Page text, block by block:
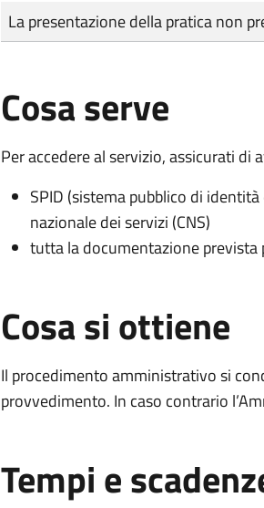
Tipo di pagamento
Importo
La presentazione della pratica non
Cosa serve
Per accedere al servizio, assicurati di
SPID (sistema pubblico di
nazionale dei servizi (CNS)
tutta la documentazione prevista
Cosa si ottiene
Il procedimento amministrativo si
provvedimento. In caso contrario
Tempi e